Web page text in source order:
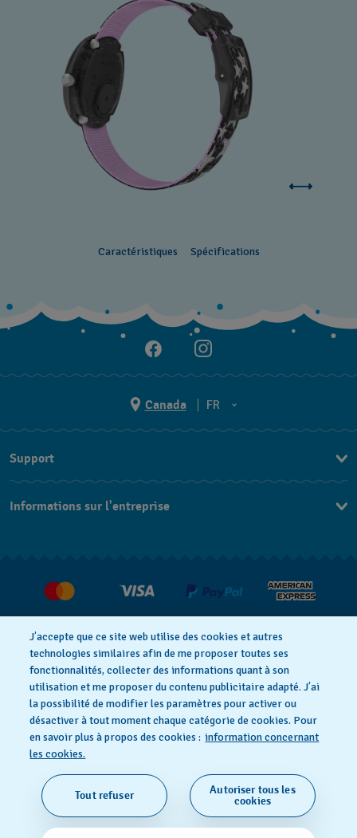
Caractéristiques Spécifications
Canada
FR
EN
Support
Informations sur l'entreprise
Déclaration de confidentialité
Cookie notice
SWISS MADE
© 2026 FLIK FLAK, UNE DIVISION DE SWATCH SA. TOUS
J’accepte que ce site web utilise des cookies et autres
technologies similaires afin de me proposer toutes ses
fonctionnalités, collecter des informations quant à son
utilisation et me proposer du contenu publicitaire adapté. J’ai
la possibilité de modifier les paramètres pour activer ou
désactiver à tout moment chaque catégorie de cookies. Pour
en savoir plus à propos des cookies : information concernant
les cookies.
Tout refuser
Autoriser tous les
cookies